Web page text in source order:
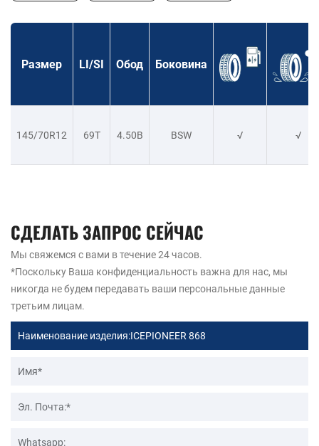
Размер LI/SI Обод Боковина
145/70R12 69T 4.50B BSW √ √
СДЕЛАТЬ ЗАПРОС СЕЙЧАС
Мы свяжемся с вами в течение 24 часов.
*Поскольку Ваша конфиденциальность важна для нас, мы
никогда не будем передавать ваши персональные данные
третьим лицам.